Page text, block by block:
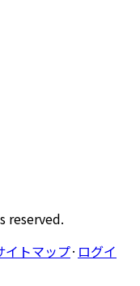
reserved.
イトマップ· ログイ